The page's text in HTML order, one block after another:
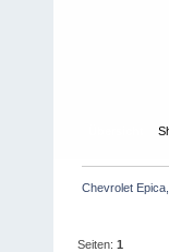
Chevrolet
Seiten:1